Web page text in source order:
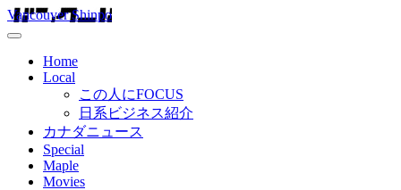
Vancouver Shinpo
Home
Local
この人にFOCUS
日系ビジネス紹介
カナダニュース
Special
Maple
Movies